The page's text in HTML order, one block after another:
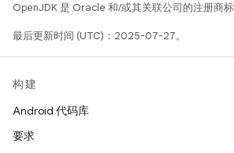
OpenJDK 是 Oracle 和/或其关联公司的注册商标
最后更新时间 (UTC)：2025-07-27。
构建
Android 代码库
要求